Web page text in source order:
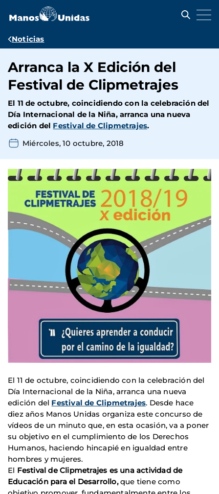
contenido
Ruta
navegación
Noticias
Arranca la X Edición del
Festival de Clipmetrajes
El 11 de octubre, coincidiendo con la celebración del
Día Internacional de la Niña, arranca una nueva
edición del Festival de Clipmetrajes.
Miércoles, 10 octubre, 2018
El 11 de octubre, coincidiendo con la celebración del
Día Internacional de la Niña, arranca una nueva
edición del Festival de Clipmetrajes. Desde hace
diez años Manos Unidas organiza este concurso de
vídeos de un minuto que, en esta ocasión, va a poner
su objetivo en el cumplimiento de los Derechos
Humanos, haciendo hincapié en igualdad entre
hombres y mujeres.
El Festival de Clipmetrajes es una actividad de
Educación para el Desarrollo,que tiene como